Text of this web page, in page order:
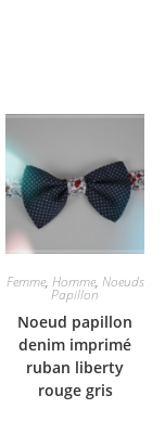
Femme, Homme, Noeuds
Papillon
Noeud papillon
denim imprimé
ruban liberty
rouge gris